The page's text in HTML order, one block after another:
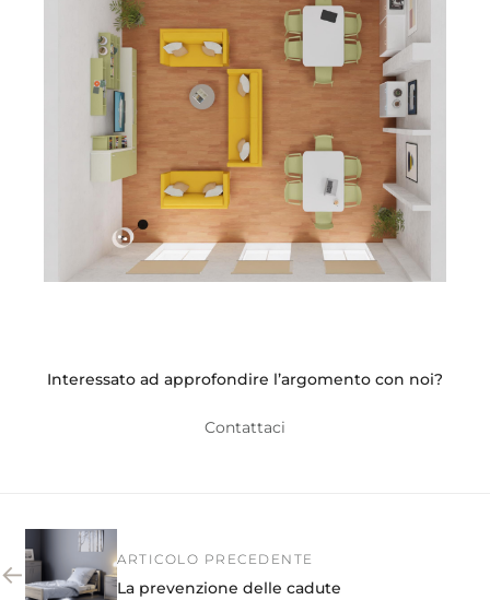
Interessato ad approfondire l’argomento con noi?
Contattaci
← ARTICOLO PRECEDENTE
La prevenzione delle cadute